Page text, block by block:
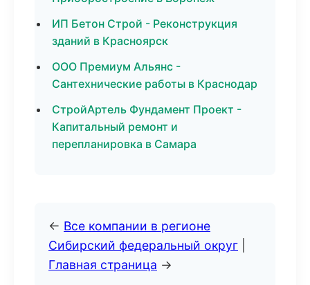
ИП Бетон Строй - Реконструкция
зданий в Красноярск
ООО Премиум Альянс -
Сантехнические работы в Краснодар
СтройАртель Фундамент Проект -
Капитальный ремонт и
перепланировка в Самара
← Все компании в регионе
Сибирский федеральный округ
Главная страница →